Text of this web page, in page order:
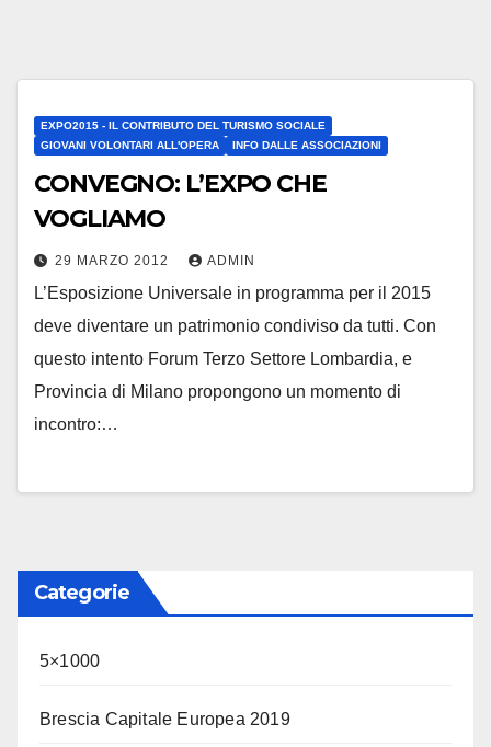
EXPO2015 - IL CONTRIBUTO DEL TURISMO SOCIALE
GIOVANI VOLONTARI ALL'OPERA
INFO DALLE ASSOCIAZIONI
CONVEGNO: L’EXPO CHE
VOGLIAMO
29 MARZO 2012 ADMIN
L’Esposizione Universale in programma per il 2015
deve diventare un patrimonio condiviso da tutti. Con
questo intento Forum Terzo Settore Lombardia, e
Provincia di Milano propongono un momento di
incontro:…
Categorie
5×1000
Brescia Capitale Europea 2019